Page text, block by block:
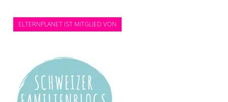
ELTERNPLANET IST MITGLIED VON